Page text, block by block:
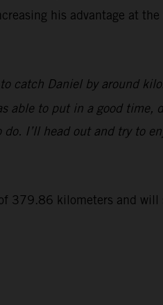
his advantage at
catch Daniel by around
able to put in a good time,
I’ll head out and try to
379.86 kilometers and